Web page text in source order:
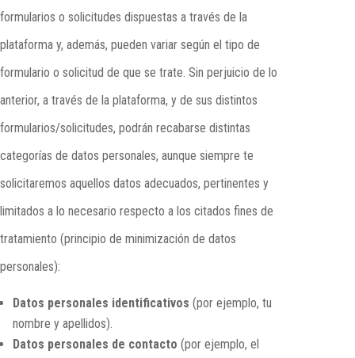
formularios o solicitudes dispuestas a través de la
plataforma y, además, pueden variar según el tipo de
formulario o solicitud de que se trate. Sin perjuicio de lo
anterior, a través de la plataforma, y de sus distintos
formularios/solicitudes, podrán recabarse distintas
categorías de datos personales, aunque siempre te
solicitaremos aquellos datos adecuados, pertinentes y
limitados a lo necesario respecto a los citados fines de
tratamiento (principio de minimización de datos
personales):
Datos personales identificativos (por ejemplo, tu
nombre y apellidos).
Datos personales de contacto (por ejemplo, el